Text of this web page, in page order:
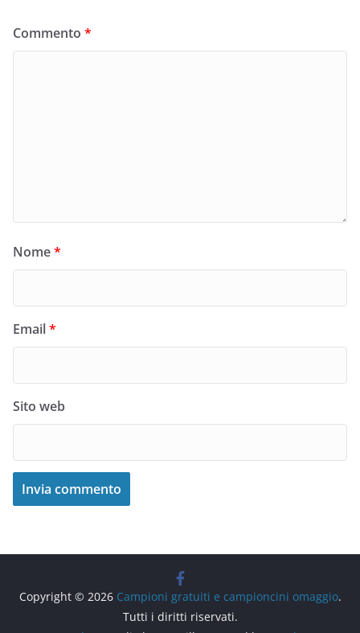
Commento *
Nome*
Email*
Sito web
Copyright © 2026 Campioni gratuiti e campioncini omaggio.
Tutti i diritti riservati.